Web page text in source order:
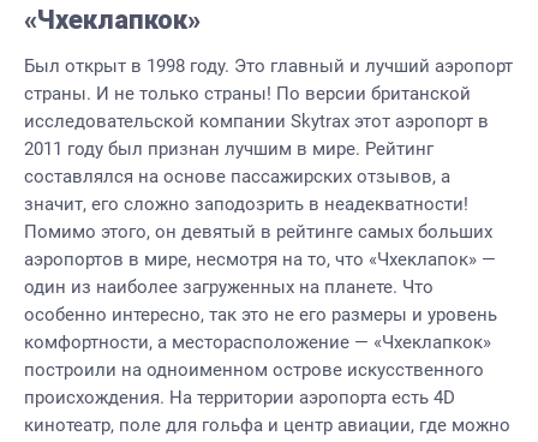
«Чхеклапкок»
Был открыт в 1998 году. Это главный и лучший аэропорт
страны. И не только страны! По версии британской
исследовательской компании Skytrax этот аэропорт в
2011 году был признан лучшим в мире. Рейтинг
составлялся на основе пассажирских отзывов, а
значит, его сложно заподозрить в неадекватности!
Помимо этого, он девятый в рейтинге самых больших
аэропортов в мире, несмотря на то, что «Чхеклапок» —
один из наиболее загруженных на планете. Что
особенно интересно, так это не его размеры и уровень
комфортности, а месторасположение — «Чхеклапкок»
построили на одноименном острове искусственного
происхождения. На территории аэропорта есть 4D
кинотеатр, поле для гольфа и центр авиации, где можно